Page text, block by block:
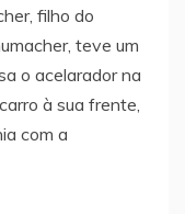
filho do
teve um
o acelarador na
à sua frente,
com a